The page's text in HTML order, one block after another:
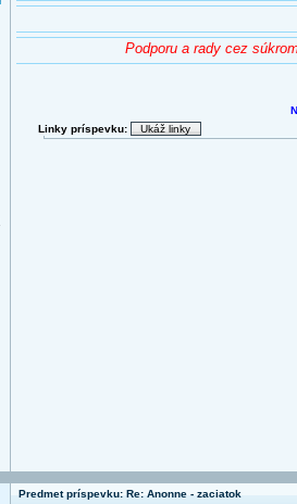
Podporu a rady cez
Linky príspevku:
Predmet príspevku: Re: Anonne - zaciatok